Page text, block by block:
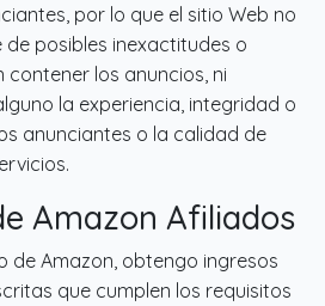
por lo que el sitio Web no
posibles inexactitudes o
los anuncios, ni
la experiencia, integridad o
anunciantes o la calidad de
Amazon Afiliados
de Amazon, obtengo ingresos
que cumplen los requisitos